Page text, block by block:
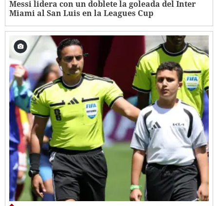
Messi lidera con un doblete la goleada del Inter
Miami al San Luis en la Leagues Cup